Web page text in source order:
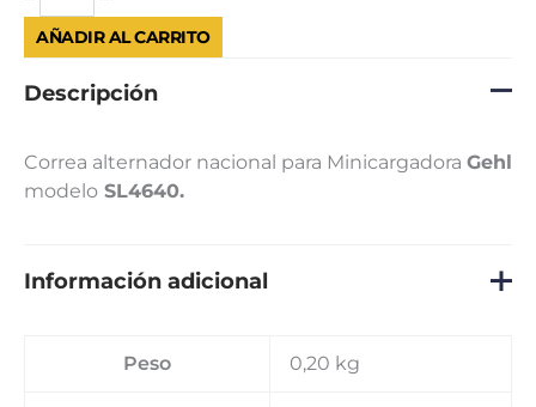
AÑADIR AL CARRITO
Descripción
Correa alternador nacional para Minicargadora Gehl
modelo SL4640.
Información adicional
Peso 0,20 kg